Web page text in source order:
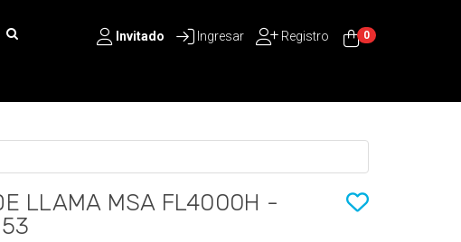
Invitado Ingresar Registro 0
LLAMA MSA FL4000H -